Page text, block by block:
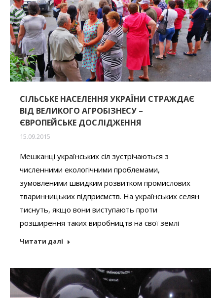
СІЛЬСЬКЕ НАСЕЛЕННЯ УКРАЇНИ СТРАЖДАЄ
ВІД ВЕЛИКОГО АГРОБІЗНЕСУ –
ЄВРОПЕЙСЬКЕ ДОСЛІДЖЕННЯ
15.09.2015
Мешканці українських сіл зустрічаються з
численними екологічними проблемами,
зумовленими швидким розвитком промислових
тваринницьких підприємств. На українських селян
тиснуть, якщо вони виступають проти
розширення таких виробництв на свої землі
Читати далі